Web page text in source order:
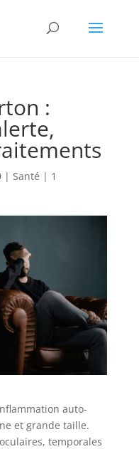
:
| Santé | 1
auto-
et grande taille.
temporales